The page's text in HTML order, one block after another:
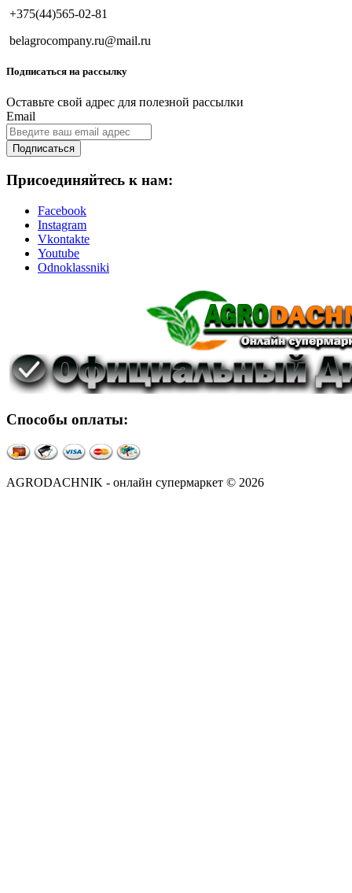
+375(44)565-02-81
belagrocompany.ru@mail.ru
Подписаться на рассылку
Оставьте свой адрес для полезной рассылки
Email
Подписаться
Присоединяйтесь к нам:
Facebook
Instagram
Vkontakte
Youtube
Odnoklassniki
Способы оплаты:
AGRODACHNIK - онлайн супермаркет © 2026